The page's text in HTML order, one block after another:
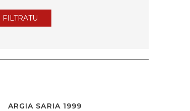
FILTRATU
ARGIA SARIA 1999